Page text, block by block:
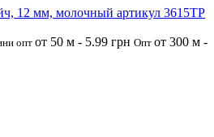
12 мм, молочный артикул 3615ТР
опт от 50 м - 5.99 грн Опт от 300 м -